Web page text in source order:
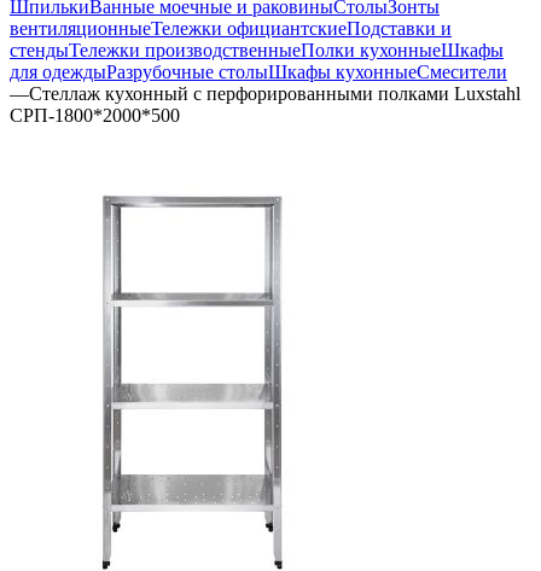
ШпилькиВанные моечные и раковиныСтолыЗонты
вентиляционныеТележки официантскиеПодставки и
стендыТележки производственныеПолки кухонныеШкафы
для одеждыРазрубочные столыШкафы кухонныеСмесители
—Стеллаж кухонный с перфорированными полками Luxstahl
СРП-1800*2000*500